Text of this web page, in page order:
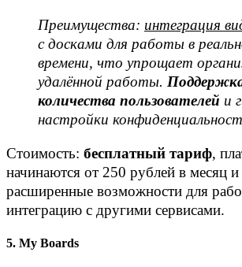
Преимущества: интеграция
с досками для работы в
времени, что упрощает
удалённой работы.
количества пользователей и
настройки
Стоимость: бесплатный тариф,
начинаются от 250 рублей в месяц
расширенные возможности для
интеграцию с другими сервисами.
5. My Boards